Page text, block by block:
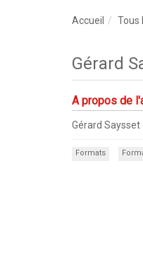
Accueil Tous
Gérard
A propos de
Gérard Saysset
Formats